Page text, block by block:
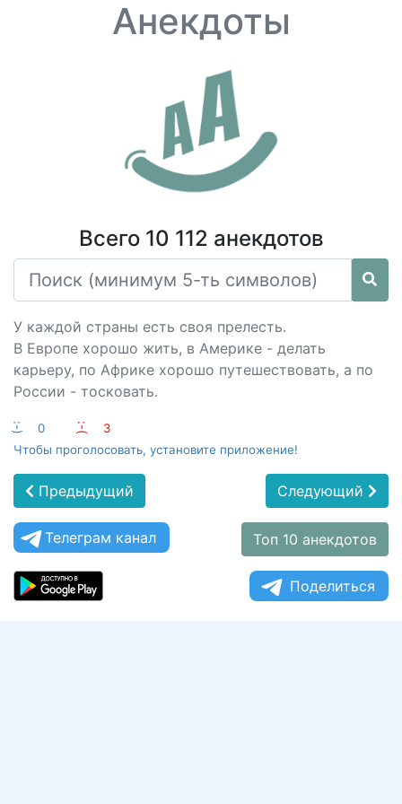
Анекдоты
Всего 10 112 анекдотов
У каждой страны есть своя прелесть.
В Европе хорошо жить, в Америке - делать
карьеру, по Африке хорошо путешествовать, а по
России - тосковать.
:-) 0 :-(
3
Чтобы проголосовать, установите приложение!
Предыдущий Следующий
Телеграм канал Топ 10 анекдотов
Поделиться